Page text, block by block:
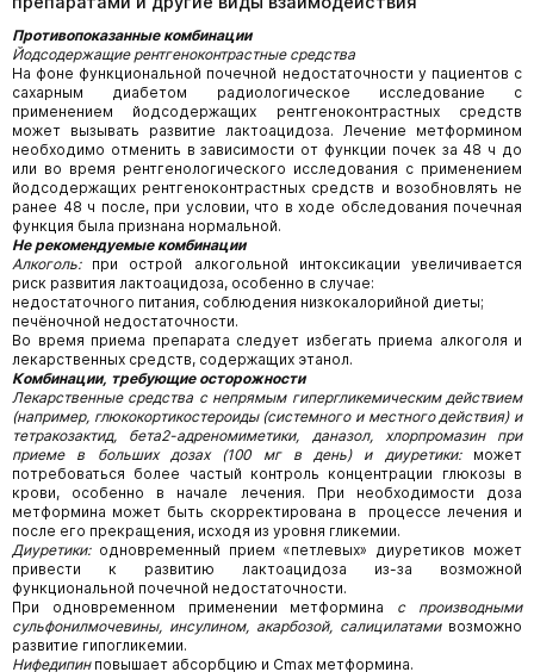
Противопоказанные комбинации
Йодсодержащие рентгеноконтрастные средства
На фоне функциональной почечной недостаточности у пациентов с
сахарным диабетом радиологическое исследование с
применением йодсодержащих рентгеноконтрастных средств
может вызывать развитие лактоацидоза. Лечение метформином
необходимо отменить в зависимости от функции почек за 48 ч до
или во время рентгенологического исследования с применением
йодсодержащих рентгеноконтрастных средств и возобновлять не
ранее 48 ч после, при условии, что в ходе обследования почечная
функция была признана нормальной.
Не рекомендуемые комбинации
Алкоголь:при острой алкогольной интоксикации увеличивается
риск развития лактоацидоза, особенно в случае:
недостаточного питания, соблюдения низкокалорийной диеты;
печёночной недостаточности.
Во время приема препарата следует избегать приема алкоголя и
лекарственных средств, содержащих этанол.
Комбинации, требующие осторожности
Лекарственные средства с непрямым гипергликемическим действием
(например, глюкокортикостероиды (системного и местного действия) и
тетракозактид, бета2-адреномиметики, даназол, хлорпромазин при
приеме в больших дозах (100 мг в день) и диуретики:может
потребоваться более частый контроль концентрации глюкозы в
крови, особенно в начале лечения. При необходимости доза
метформина может быть скорректирована в процессе лечения и
после его прекращения, исходя из уровня гликемии.
Диуретики:одновременный прием «петлевых» диуретиков может
привести к развитию лактоацидоза из-за возможной
функциональной почечной недостаточности.
При одновременном применении метформина с производными
сульфонилмочевины, инсулином, акарбозой, салицилатамивозможно
развитие гипогликемии.
Нифедипинповышает абсорбцию и Cmax метформина.